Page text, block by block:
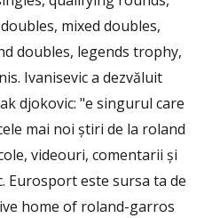
mixed doubles,
doubles, legends trophy,
Ivanisevic a dezvăluit
djokovic: "e singurul care
mai noi știri de la roland
videouri, comentarii și
Eurosport este sursa ta de
home of roland-garros